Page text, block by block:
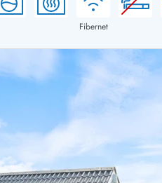
plads til fangsten
ydersæsonrabat
Personer
Fibernet